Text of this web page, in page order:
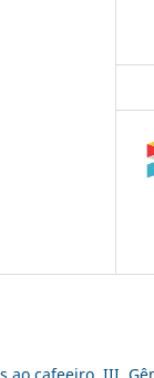
ao cafeeiro. III.